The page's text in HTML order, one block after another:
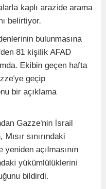
kaplı arazide arama
belirtiyor.
bulunmasına
81 kişilik AFAD
Ekibin geçen hafta
geçip
bir açıklama
Gazze'nin İsrail
sınırındaki
yeniden açılmasının
yükümlülüklerini
bildirdi.